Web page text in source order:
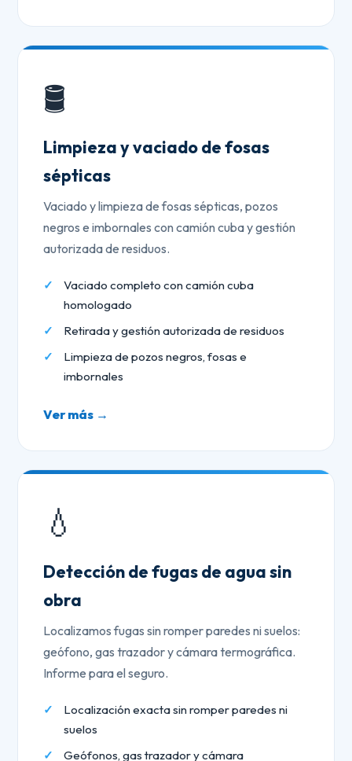
🛢️
Limpieza y vaciado de fosas
sépticas
Vaciado y limpieza de fosas sépticas, pozos
negros e imbornales con camión cuba y gestión
autorizada de residuos.
Vaciado completo con camión cuba
homologado
Retirada y gestión autorizada de residuos
Limpieza de pozos negros, fosas e
imbornales
Ver más →
💧
Detección de fugas de agua sin
obra
Localizamos fugas sin romper paredes ni suelos:
geófono, gas trazador y cámara termográfica.
Informe para el seguro.
Localización exacta sin romper paredes ni
suelos
Geófonos, gas trazador y cámara